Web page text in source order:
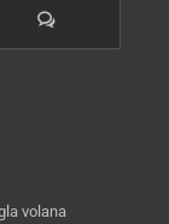
Komentari
volana